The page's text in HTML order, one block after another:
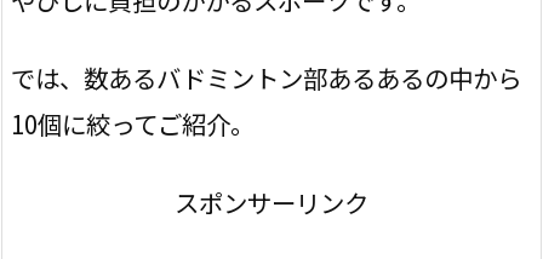
では、数あるバドミントン部あるあるの中から
10個に絞ってご紹介。
スポンサーリンク